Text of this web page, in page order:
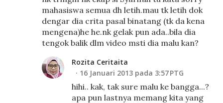
mahasiswa semua dh letih.mau tk letih dok
dengar dia crita pasal binatang (tk da kena
mengena)he he.nk gelak pun ada..bila dia
tengok balik dlm video msti dia malu kan?
Rozita Ceritaita
16 Januari 2013 pada 3:57 PTG
hihi.. kak, tak sure malu ke bangga...?
apa pun lastnya memang kita yang